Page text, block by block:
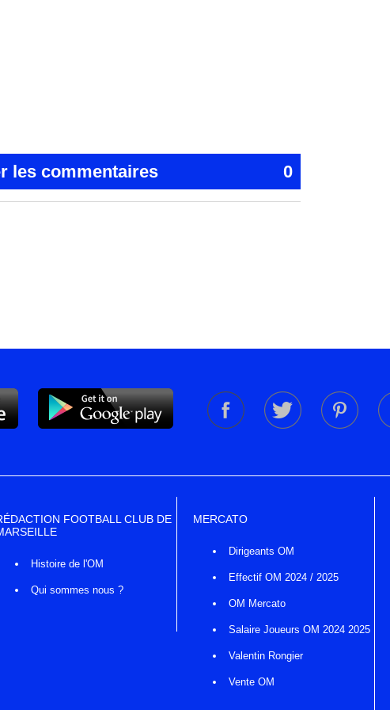
les commentaires 0
FOOTBALL CLUB DE
Histoire de l'OM
Qui sommes nous ?
MERCATO
Dirigeants OM
Effectif OM 2024 / 2025
OM Mercato
Salaire Joueurs OM 2024 2025
Valentin Rongier
Vente OM